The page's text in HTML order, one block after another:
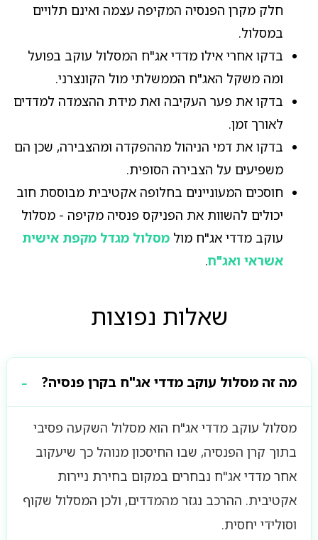
חלק מקרן הפנסיה המקיפה עצמה ואינם תלויים
במסלול.
בדקו אחרי אילו מדדי אג"ח המסלול עוקב בפועל
ומה משקל האג"ח הממשלתי מול הקונצרני.
בדקו את פער העקיבה ואת מידת ההצמדה למדדים
לאורך זמן.
בדקו את דמי הניהול מההפקדה ומהצבירה, שכן הם
משפיעים על הצבירה הסופית.
חוסכים המעוניינים בחלופה אקטיבית מבוססת חוב
יכולים להשוות את הפניקס פנסיה מקיפה - מסלול
עוקב מדדי אג"ח מול מסלול מגדל מקפת אישית
אשראי ואג"ח.
שאלות נפוצות
מה זה מסלול עוקב מדדי אג"ח בקרן פנסיה?
מסלול עוקב מדדי אג"ח הוא מסלול השקעה פסיבי
בתוך קרן הפנסיה, שבו החיסכון מנוהל כך שיעקוב
אחר מדדי אג"ח נבחרים במקום בחירת ניירות
אקטיבית. ההרכב נגזר מהמדדים, ולכן המסלול שקוף
וסולידי יחסית.